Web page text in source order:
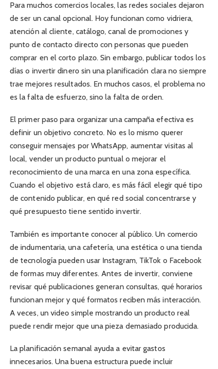
Para muchos comercios locales, las redes sociales dejaron
de ser un canal opcional. Hoy funcionan como vidriera,
atención al cliente, catálogo, canal de promociones y
punto de contacto directo con personas que pueden
comprar en el corto plazo. Sin embargo, publicar todos los
días o invertir dinero sin una planificación clara no siempre
trae mejores resultados. En muchos casos, el problema no
es la falta de esfuerzo, sino la falta de orden.
El primer paso para organizar una campaña efectiva es
definir un objetivo concreto. No es lo mismo querer
conseguir mensajes por WhatsApp, aumentar visitas al
local, vender un producto puntual o mejorar el
reconocimiento de una marca en una zona específica.
Cuando el objetivo está claro, es más fácil elegir qué tipo
de contenido publicar, en qué red social concentrarse y
qué presupuesto tiene sentido invertir.
También es importante conocer al público. Un comercio
de indumentaria, una cafetería, una estética o una tienda
de tecnología pueden usar Instagram, TikTok o Facebook
de formas muy diferentes. Antes de invertir, conviene
revisar qué publicaciones generan consultas, qué horarios
funcionan mejor y qué formatos reciben más interacción.
A veces, un video simple mostrando un producto real
puede rendir mejor que una pieza demasiado producida.
La planificación semanal ayuda a evitar gastos
innecesarios. Una buena estructura puede incluir